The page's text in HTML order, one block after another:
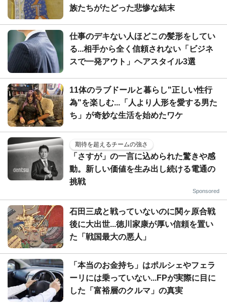
族たちがたどった悲惨な結末
仕事のデキない人ほどこの髪形をしてい
る...相手から全く信頼されない「ビジネ
スで一発アウト」ヘアスタイル3選
11体のラブドールと暮らし"正しい性行
為"を楽しむ...「人より人形を愛する男た
ち」が奇妙な生活を始めたワケ
期待を超えるチームの強さ
「さすが」の一言に込められた驚きや感
動。新しい価値を生み出し続ける電通の
挑戦
Sponsored
石田三成と戦っていないのに関ヶ原合戦
後に大出世...徳川家康が厚い信頼を置い
た「戦国最大の悪人」
「本当のお金持ち」はポルシェやフェラ
ーリには乗っていない...FPが実際に目に
した「富裕層のクルマ」の真実